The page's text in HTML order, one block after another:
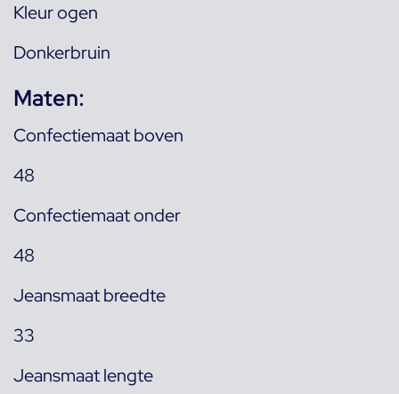
Kleur ogen
Donkerbruin
Maten:
Confectiemaat boven
48
Confectiemaat onder
48
Jeansmaat breedte
33
Jeansmaat lengte